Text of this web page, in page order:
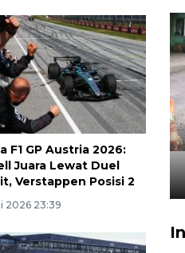
F1 GP Austria 2026:
Juara Lewat Duel
Verstappen Posisi 2
2026 23:39
begal
aparat